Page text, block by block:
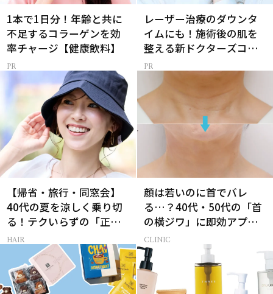
1本で1日分！年齢と共に
不足するコラーゲンを効
率チャージ【健康飲料】
レーザー治療のダウンタ
イムにも！施術後の肌を
整える新ドクターズコス
メ
【帰省・旅行・同窓会】
40代の夏を涼しく乗り切
る！テクいらずの「正解
ヘアアレンジ」3選
HAIR
顔は若いのに首でバレ
る…？40代・50代の「首
の横ジワ」に即効アプロ
ーチする最新美容医療と
は
CLINIC